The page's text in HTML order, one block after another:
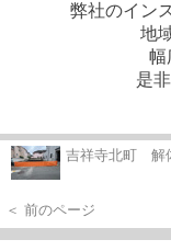
弊社のイン
地
幅
是
吉祥寺北町 解
＜ 前のページ